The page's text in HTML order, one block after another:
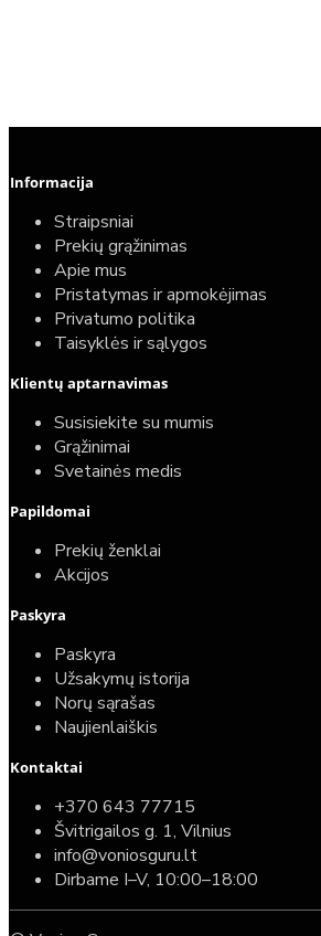
Informacija
Straipsniai
Prekių grąžinimas
Apie mus
Pristatymas ir apmokėjimas
Privatumo politika
Taisyklės ir sąlygos
Klientų aptarnavimas
Susisiekite su mumis
Grąžinimai
Svetainės medis
Papildomai
Prekių ženklai
Akcijos
Paskyra
Paskyra
Užsakymų istorija
Norų sąrašas
Naujienlaiškis
Kontaktai
+370 643 77715
Švitrigailos g. 1, Vilnius
info@voniosguru.lt
Dirbame I–V, 10:00–18:00